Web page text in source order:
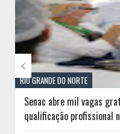
RIO GRANDE DO NORTE
Senac abre mil vagas
qualificação profissional
